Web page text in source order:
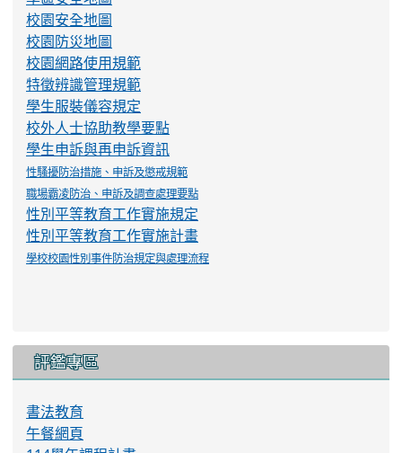
校園安全地圖
校園防災地圖
校園網路使用規範
特徵辨識管理規範
學生服裝儀容規定
校外人士協助教學要點
學生申訴與再申訴資訊
性騷擾防治措施、申訴及懲戒規範
職場霸凌防治、申訴及調查處理要點
性別平等教育工作實施規定
性別平等教育工作實施計畫
學校校園性別事件防治規定與處理流程
評鑑專區
書法教育
午餐網頁